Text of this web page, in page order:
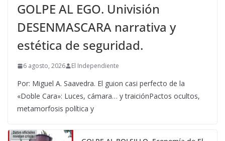
GOLPE AL EGO. Univisión
DESENMASCARA narrativa y
estética de seguridad.
6 agosto, 2026 El Independiente
Por: Miguel A. Saavedra. El guion casi perfecto de la
«Doble Cara»: Luces, cámara… y traiciónPactos ocultos,
metamorfosis política y